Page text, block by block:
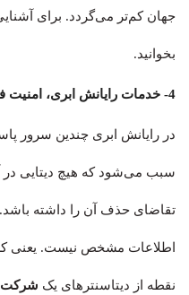
جهان کم‌تر می‌گردد. برای
بخوانید.
4- خدمات رایانش ابری، امنیت فوق‌العاده بالایی دارند:
در رایانش ابری چندین سرور
سبب می‌شود که هیچ دیتایی در
تقاضای حذف آن را داشته
اطلاعات مشخص نیست. یعنی
نقطه از دیتاسنترهای یک شرکت